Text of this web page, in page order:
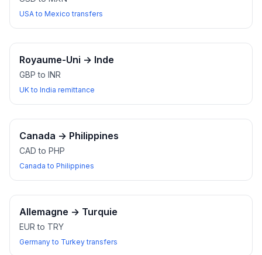
USA to Mexico transfers
Royaume-Uni → Inde
GBP to INR
UK to India remittance
Canada → Philippines
CAD to PHP
Canada to Philippines
Allemagne → Turquie
EUR to TRY
Germany to Turkey transfers